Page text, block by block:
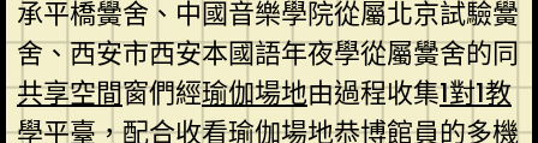
承平橋黌舍、中國音樂學院從屬北京試驗黌
舍、西安市西安本國語年夜學從屬黌舍的同
共享空間窗們經瑜伽場地由過程收集1對1教
學平臺，配合收看瑜伽場地恭博館員的多機